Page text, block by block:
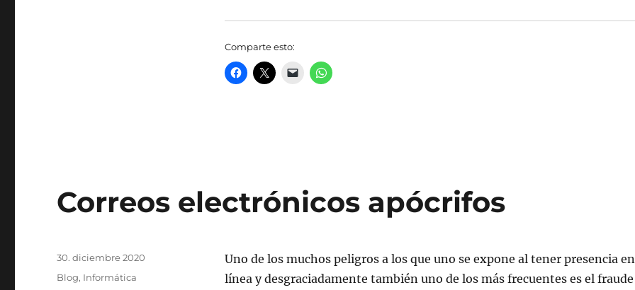
Comparte esto:
Correos electrónicos apócrifos
Uno de los muchos peligros a los que uno se expone al tener presencia en
línea y desgraciadamente también uno de los más frecuentes es el fraude
Publicado
el
30. diciembre 2020
Categorías
Blog, Informática